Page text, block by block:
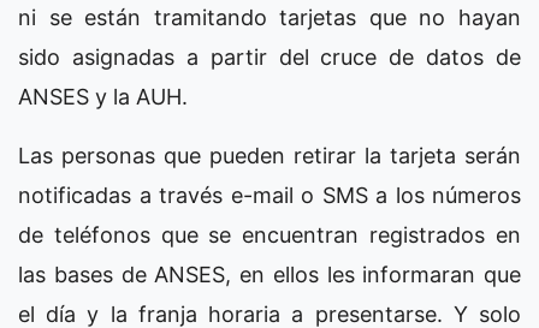
ni se están tramitando tarjetas que no hayan
sido asignadas a partir del cruce de datos de
ANSES y la AUH.
Las personas que pueden retirar la tarjeta serán
notificadas a través e-mail o SMS a los números
de teléfonos que se encuentran registrados en
las bases de ANSES, en ellos les informaran que
el día y la franja horaria a presentarse. Y solo